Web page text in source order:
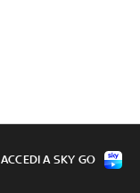
ACCEDI A SKY GO